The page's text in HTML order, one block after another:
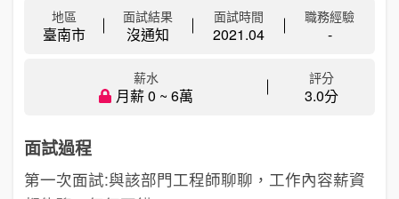
地區
臺南市
面試結果
沒通知
面試時間
2021.04
職務經驗
-
薪水
月薪 0 ~ 6萬
評分
3.0分
面試過程
第一次面試:與該部門工程師聊聊，工作內容薪資